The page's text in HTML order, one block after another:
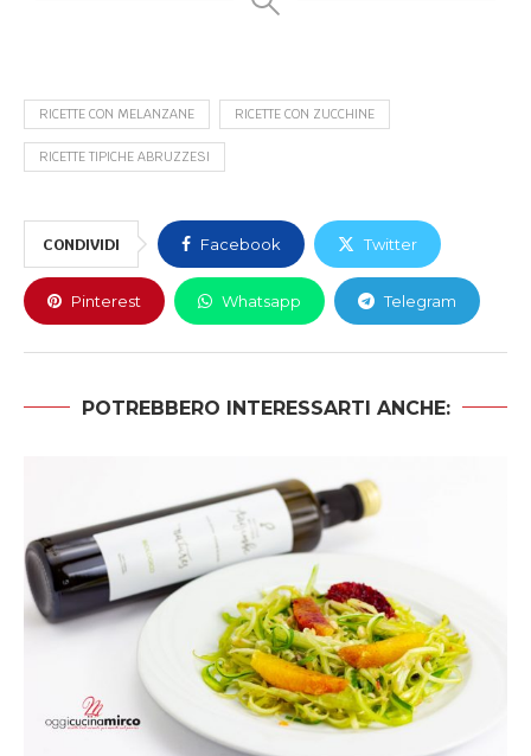
RICETTE CON MELANZANE RICETTE CON ZUCCHINE
RICETTE TIPICHE ABRUZZESI
CONDIVIDI Facebook Twitter
Pinterest Whatsapp Telegram
POTREBBERO INTERESSARTI ANCHE: